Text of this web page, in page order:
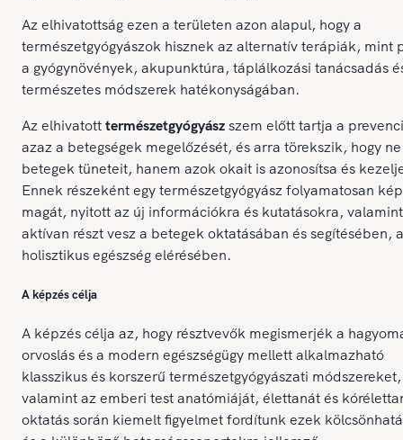
Az elhivatottság ezen a területen azon alapul, hogy a
természetgyógyászok hisznek az alternatív terápiák, mint
a gyógynövények, akupunktúra, táplálkozási tanácsadás
természetes módszerek hatékonyságában.
Az elhivatotttermészetgyógyászszem előtt tartja a
azaz a betegségek megelőzését, és arra törekszik, hogy
betegek tüneteit, hanem azok okait is azonosítsa és
Ennek részeként egy természetgyógyász folyamatosan
magát, nyitott az új információkra és kutatásokra, valamint
aktívan részt vesz a betegek oktatásában és segítésében, a
holisztikus egészség elérésében.
A képzés célja
A képzés célja az, hogy résztvevők megismerjék a
orvoslás és a modern egészségügy mellett alkalmazható
klasszikus és korszerű természetgyógyászati módszereket,
valamint az emberi test anatómiáját, élettanát és
oktatás során kiemelt figyelmet fordítunk ezek